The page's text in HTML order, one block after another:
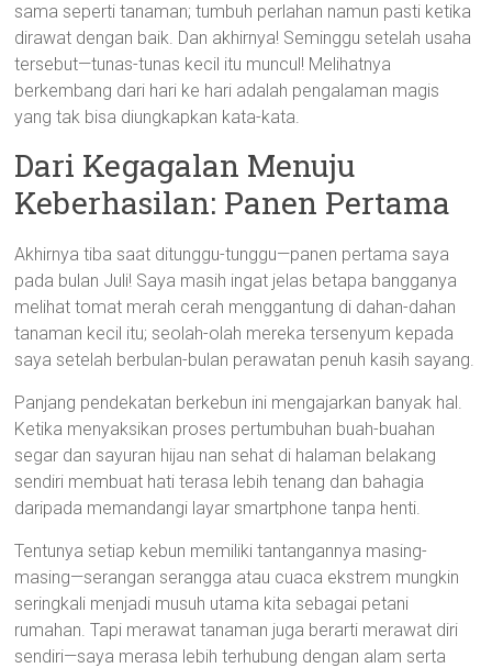
sama seperti tanaman; tumbuh perlahan namun pasti ketika
dirawat dengan baik. Dan akhirnya! Seminggu setelah usaha
tersebut—tunas-tunas kecil itu muncul! Melihatnya
berkembang dari hari ke hari adalah pengalaman magis
yang tak bisa diungkapkan kata-kata.
Dari Kegagalan Menuju
Keberhasilan: Panen Pertama
Akhirnya tiba saat ditunggu-tunggu—panen pertama saya
pada bulan Juli! Saya masih ingat jelas betapa bangganya
melihat tomat merah cerah menggantung di dahan-dahan
tanaman kecil itu; seolah-olah mereka tersenyum kepada
saya setelah berbulan-bulan perawatan penuh kasih sayang.
Panjang pendekatan berkebun ini mengajarkan banyak hal.
Ketika menyaksikan proses pertumbuhan buah-buahan
segar dan sayuran hijau nan sehat di halaman belakang
sendiri membuat hati terasa lebih tenang dan bahagia
daripada memandangi layar smartphone tanpa henti.
Tentunya setiap kebun memiliki tantangannya masing-
masing—serangan serangga atau cuaca ekstrem mungkin
seringkali menjadi musuh utama kita sebagai petani
rumahan. Tapi merawat tanaman juga berarti merawat diri
sendiri—saya merasa lebih terhubung dengan alam serta